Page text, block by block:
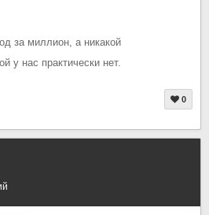
за миллион, а никакой
у нас практически нет.
0